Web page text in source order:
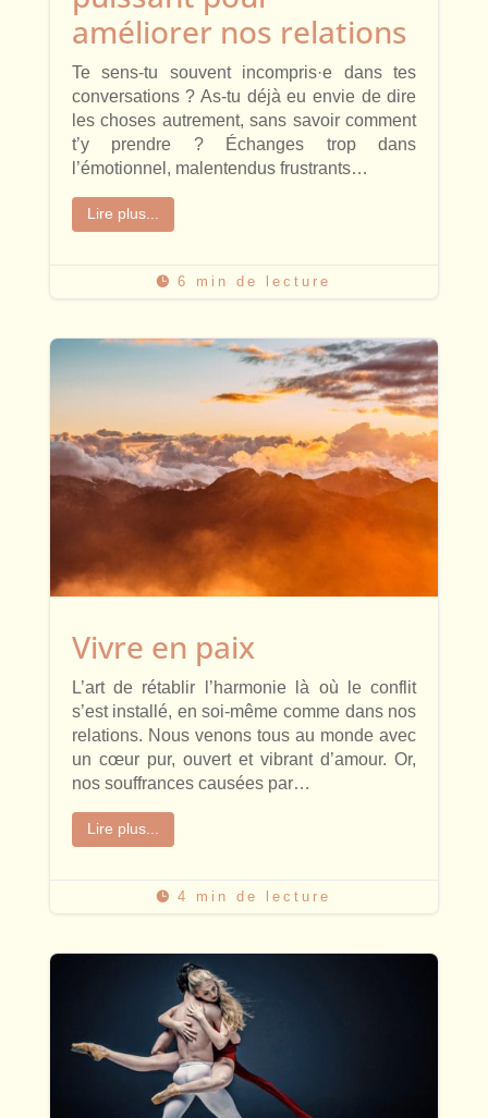
améliorer nos relations
Te sens-tu souvent incompris·e dans tes
conversations ? As-tu déjà eu envie de dire
les choses autrement, sans savoir comment
t’y prendre ? Échanges trop dans
l’émotionnel, malentendus frustrants…
Lire plus...
 6 min de lecture
Vivre en paix
L’art de rétablir l’harmonie là où le conflit
s’est installé, en soi-même comme dans nos
relations. Nous venons tous au monde avec
un cœur pur, ouvert et vibrant d’amour. Or,
nos souffrances causées par…
Lire plus...
 4 min de lecture